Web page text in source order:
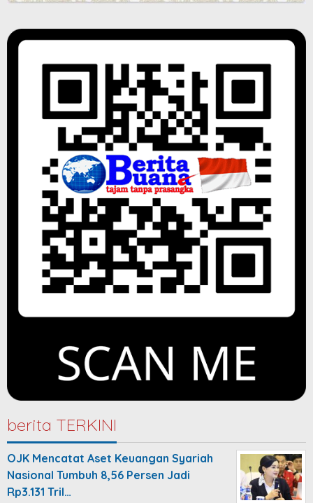
berita TERKINI
OJK Mencatat Aset Keuangan Syariah
Nasional Tumbuh 8,56 Persen Jadi
Rp3.131 Tril…